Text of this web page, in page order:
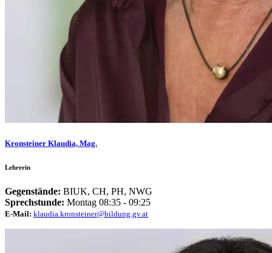
Kronsteiner Klaudia, Mag.
Lehrerin
Gegenstände: BIUK, CH, PH, NWG
Sprechstunde: Montag 08:35 - 09:25
E-Mail: klaudia.kronsteiner@bildung.gv.at